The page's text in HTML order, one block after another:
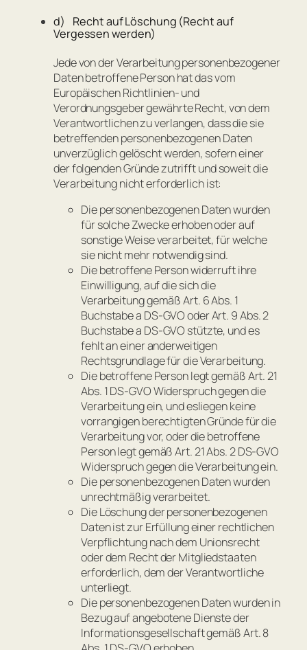
d) Recht auf Löschung (Recht auf
Vergessen werden)
Jede von der Verarbeitung personenbezogener
Daten betroffene Person hat das vom
Europäischen Richtlinien- und
Verordnungsgeber gewährte Recht, von dem
Verantwortlichen zu verlangen, dass die sie
betreffenden personenbezogenen Daten
unverzüglich gelöscht werden, sofern einer
der folgenden Gründe zutrifft und soweit die
Verarbeitung nicht erforderlich ist:
Die personenbezogenen Daten wurden
für solche Zwecke erhoben oder auf
sonstige Weise verarbeitet, für welche
sie nicht mehr notwendig sind.
Die betroffene Person widerruft ihre
Einwilligung, auf die sich die
Verarbeitung gemäß Art. 6 Abs. 1
Buchstabe a DS-GVO oder Art. 9 Abs. 2
Buchstabe a DS-GVO stützte, und es
fehlt an einer anderweitigen
Rechtsgrundlage für die Verarbeitung.
Die betroffene Person legt gemäß Art. 21
Abs. 1 DS-GVO Widerspruch gegen die
Verarbeitung ein, und esliegen keine
vorrangigen berechtigten Gründe für die
Verarbeitung vor, oder die betroffene
Person legt gemäß Art. 21 Abs. 2 DS-GVO
Widerspruch gegen die Verarbeitung ein.
Die personenbezogenen Daten wurden
unrechtmäßig verarbeitet.
Die Löschung der personenbezogenen
Daten ist zur Erfüllung einer rechtlichen
Verpflichtung nach dem Unionsrecht
oder dem Recht der Mitgliedstaaten
erforderlich, dem der Verantwortliche
unterliegt.
Die personenbezogenen Daten wurden in
Bezug auf angebotene Dienste der
Informationsgesellschaft gemäß Art. 8